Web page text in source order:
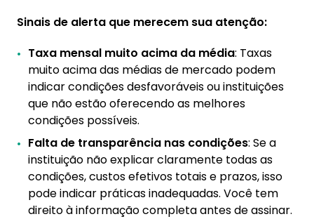
Sinais de alerta que merecem sua atenção:
Taxa mensal muito acima da média: Taxas
muito acima das médias de mercado podem
indicar condições desfavoráveis ou instituições
que não estão oferecendo as melhores
condições possíveis.
Falta de transparência nas condições: Se a
instituição não explicar claramente todas as
condições, custos efetivos totais e prazos, isso
pode indicar práticas inadequadas. Você tem
direito à informação completa antes de assinar.